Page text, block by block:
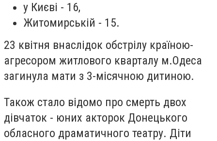
у Києві - 16,
Житомирській - 15.
23 квітня внаслідок обстрілу країною-
агресором житлового кварталу м.Одеса
загинула мати з 3-місячною дитиною.
Також стало відомо про смерть двох
дівчаток - юних акторок Донецького
обласного драматичного театру. Діти